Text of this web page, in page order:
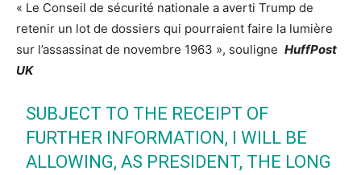
« Le Conseil de sécurité nationale a averti Trump de
retenir un lot de dossiers qui pourraient faire la lumière
sur l’assassinat de novembre 1963 », souligne HuffPost
UK
SUBJECT TO THE RECEIPT OF
FURTHER INFORMATION, I WILL BE
ALLOWING, AS PRESIDENT, THE LONG